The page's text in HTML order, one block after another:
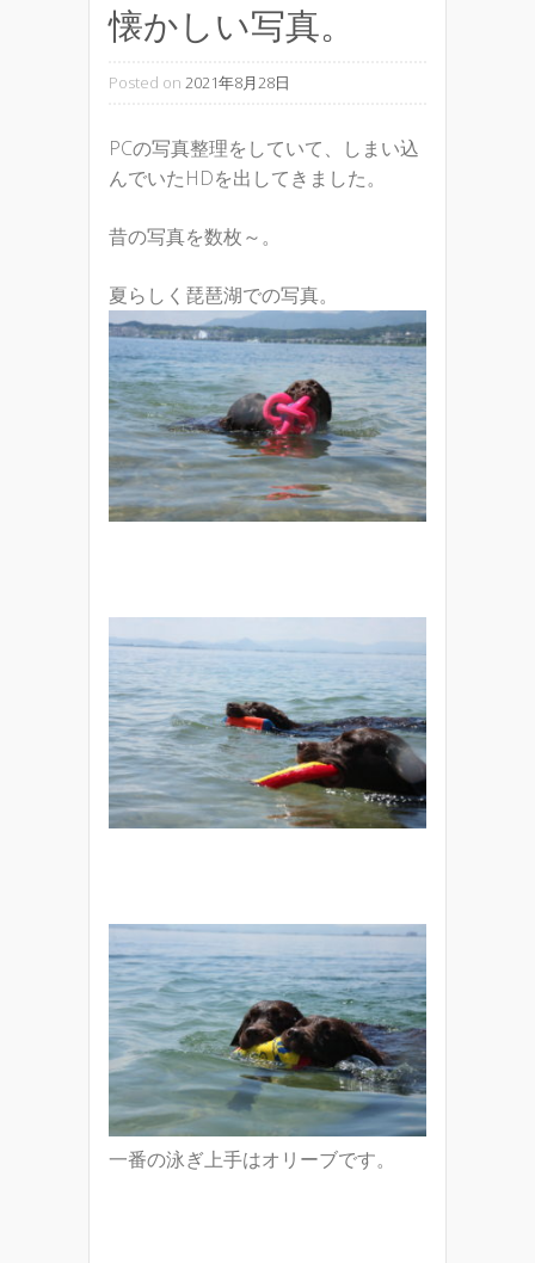
懐かしい写真。
Posted on 2021年8月28日
PCの写真整理をしていて、しまい込
んでいたHDを出してきました。
昔の写真を数枚～。
夏らしく琵琶湖での写真。
一番の泳ぎ上手はオリーブです。